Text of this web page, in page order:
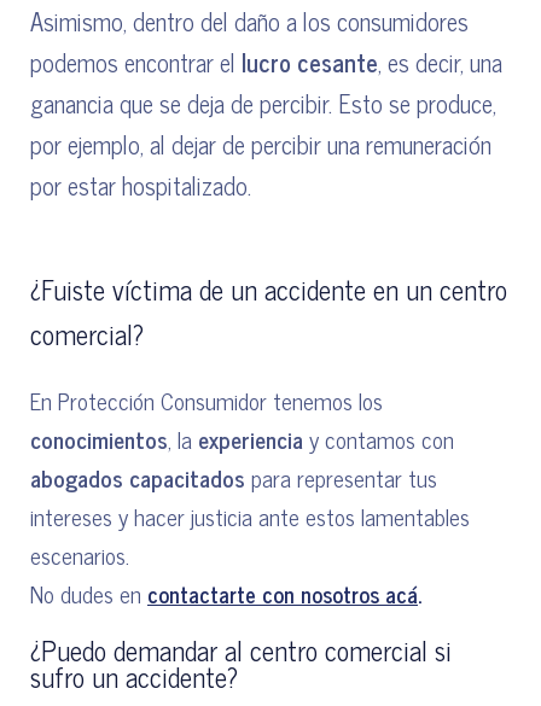
Asimismo, dentro del daño a los consumidores
podemos encontrar el lucro cesante, es decir, una
ganancia que se deja de percibir. Esto se produce,
por ejemplo, al dejar de percibir una remuneración
por estar hospitalizado.
¿Fuiste víctima de un accidente en un centro
comercial?
En Protección Consumidor tenemos los
conocimientos, laexperienciay contamos con
abogados capacitadospara representar tus
intereses y hacer justicia ante estos lamentables
escenarios.
No dudes en contactarte con nosotros acá.
¿Puedo demandar al centro comercial si
sufro un accidente?